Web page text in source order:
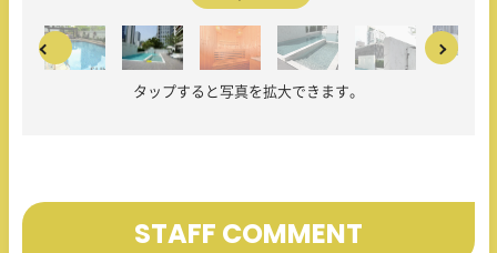
タップすると写真を拡大できます。
STAFF COMMENT